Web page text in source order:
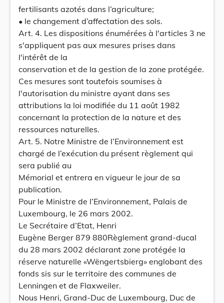
fertilisants azotés dans l’agriculture;
• le changement d’affectation des sols.
Art. 4. Les dispositions énumérées à l'articles 3 ne
s'appliquent pas aux mesures prises dans
l'intérêt de la
conservation et de la gestion de la zone protégée.
Ces mesures sont toutefois soumises à
l'autorisation du ministre ayant dans ses
attributions la loi modifiée du 11 août 1982
concernant la protection de la nature et des
ressources naturelles.
Art. 5. Notre Ministre de l’Environnement est
chargé de l’exécution du présent règlement qui
sera publié au
Mémorial et entrera en vigueur le jour de sa
publication.
Pour le Ministre de l’Environnement, Palais de
Luxembourg, le 26 mars 2002.
Le Secrétaire d’Etat, Henri
Eugène Berger 879 880Règlement grand-ducal
du 28 mars 2002 déclarant zone protégée la
réserve naturelle «Wëngertsbierg» englobant des
fonds sis sur le territoire des communes de
Lenningen et de Flaxweiler.
Nous Henri, Grand-Duc de Luxembourg, Duc de